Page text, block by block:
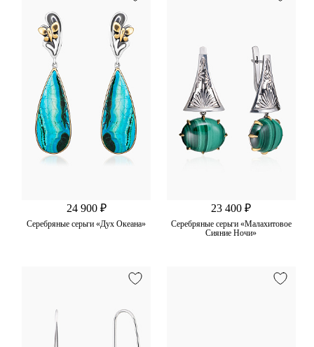
24 900 ₽
Серебряные серьги «Дух Океана»
23 400 ₽
Серебряные серьги «Малахитовое
Сияние Ночи»